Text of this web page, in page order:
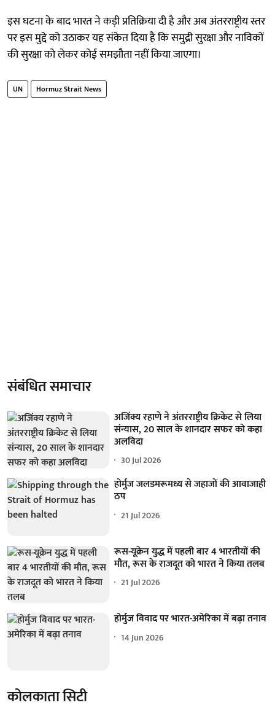
इस घटना के बाद भारत ने कड़ी प्रतिक्रिया दी है और अब अंतरराष्ट्रीय स्तर
पर इस मुद्दे को उठाकर यह संकेत दिया है कि समुद्री सुरक्षा और नाविकों
की सुरक्षा को लेकर कोई समझौता नहीं किया जाएगा।
UN Hormuz Strait News
संबंधित समाचार
अजिंक्य रहाणे ने अंतरराष्ट्रीय क्रिकेट से लिया
संन्यास, 20 साल के शानदार सफर को कहा
अलविदा
30 Jul 2026
होर्मुज जलडमरूमध्य से जहाजों की आवाजाही
ठप
21 Jul 2026
रूस-यूक्रेन युद्ध में पहली बार 4 भारतीयों की
मौत, रूस के राजदूत को भारत ने किया तलब
21 Jul 2026
होर्मुज विवाद पर भारत-अमेरिका में बढ़ा तनाव
14 Jun 2026
कोलकाता सिटी